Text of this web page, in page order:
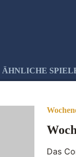
ÄHNLICHE
Das